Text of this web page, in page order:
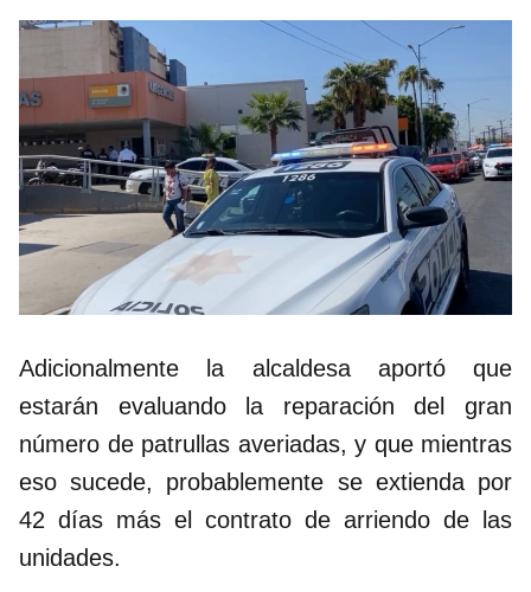
Adicionalmente la alcaldesa aportó que
estarán evaluando la reparación del gran
número de patrullas averiadas, y que mientras
eso sucede, probablemente se extienda por
42 días más el contrato de arriendo de las
unidades.